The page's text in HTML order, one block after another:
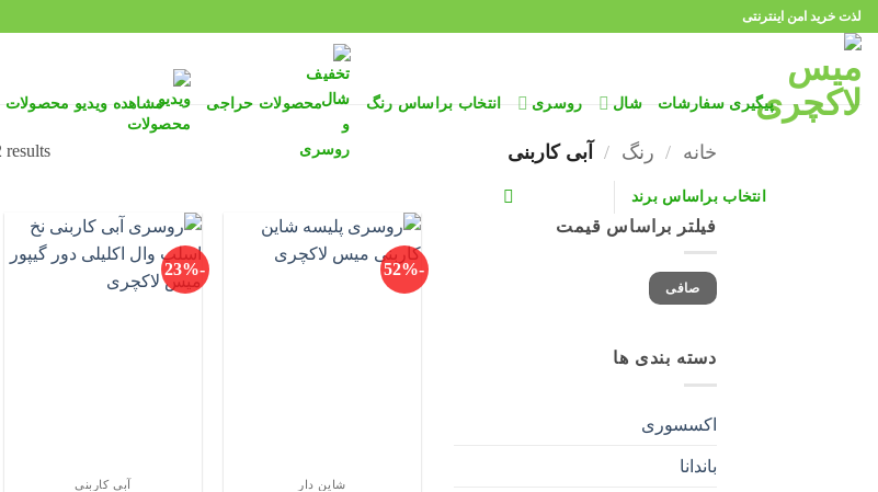
Skip
content
لذت خرید امن اینترنتی
پیگیری سفارشات شال روسری انتخاب براساس رنگ محصولات حراجی مشاهده ویدیو محصولات
انتخاب براساس برند
خانه / رنگ / آبی کاربنی results
فیلتر براساس قیمت
حداقل
قیمت
حداكثر
قيمتصافی
دسته بندی ها
اکسسوری
باندانا
-52%
شاین دار
-23%
آبی کاربنی